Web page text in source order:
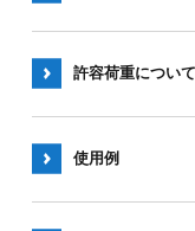
許容荷重について
使用例